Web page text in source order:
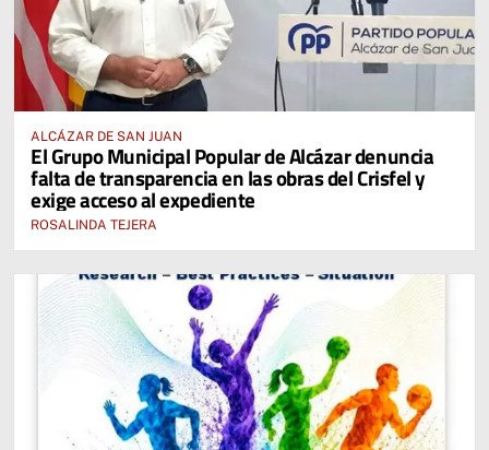
ALCÁZAR DE SAN JUAN
El Grupo Municipal Popular de Alcázar denuncia
falta de transparencia en las obras del Crisfel y
exige acceso al expediente
ROSALINDA TEJERA